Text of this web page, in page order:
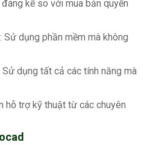
kể so với mua bản quyền
Sử dụng phần mềm mà không
dụng tất cả các tính năng mà
hỗ trợ kỹ thuật từ các chuyên